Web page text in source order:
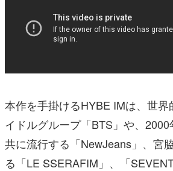
本作を手掛けるHYBE IMは、世
イドルグループ「BTS」や、2000
共に流行する「NewJeans」、宮
る「LE SSERAFIM」、「